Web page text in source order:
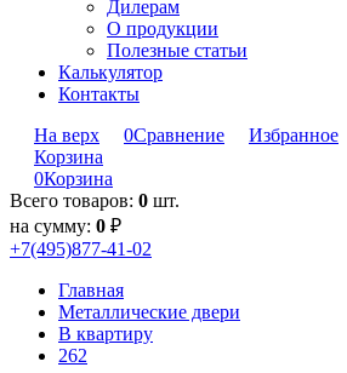
Дилерам
О продукции
Полезные статьи
Калькулятор
Контакты
На верх
0Сравнение
Избранное
Корзина
0Корзина
Всего товаров: 0 шт.
на сумму: 0 ₽
+7(495)877-41-02
Главная
Металлические двери
В квартиру
262